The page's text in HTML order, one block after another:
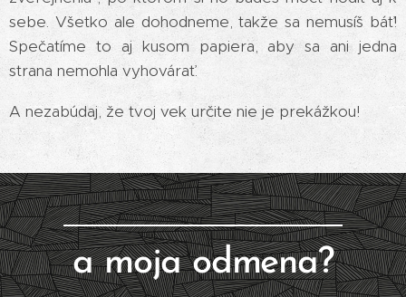
sebe. Všetko ale dohodneme, takže sa nemusíš báť!
Spečatíme to aj kusom papiera, aby sa ani jedna
strana nemohla vyhovárať.
A nezabúdaj, že tvoj vek určite nie je prekážkou!
a moja odmena?